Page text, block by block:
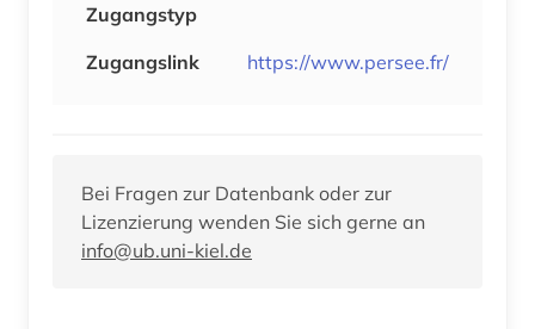
Zugangstyp
Zugangslink
https://www.persee.fr/
Bei Fragen zur Datenbank oder zur
Lizenzierung wenden Sie sich gerne an
info@ub.uni-kiel.de